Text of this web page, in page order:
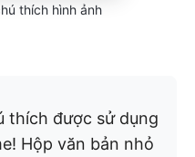
thích hình ảnh
thích được sử dụng
Hộp văn bản nhỏ